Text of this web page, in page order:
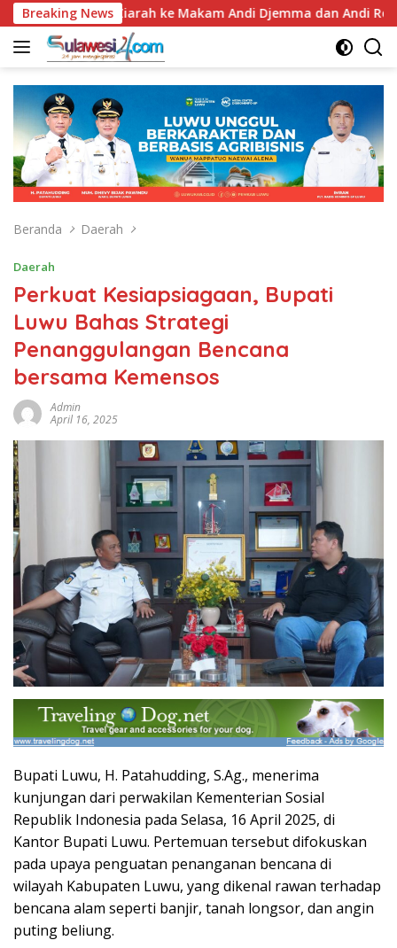
Langsung
ke
konten
Breaking News
Luwu Ziarah ke Makam Andi Djemma dan Andi
Beranda Daerah
Daerah
Perkuat Kesiapsiagaan, Bupati
Luwu Bahas Strategi
Penanggulangan Bencana
bersama Kemensos
Admin
April 16, 2025
Bupati Luwu, H. Patahudding, S.Ag., menerima
kunjungan dari perwakilan Kementerian Sosial
Republik Indonesia pada Selasa, 16 April 2025, di
Kantor Bupati Luwu. Pertemuan tersebut difokuskan
pada upaya penguatan penanganan bencana di
wilayah Kabupaten Luwu, yang dikenal rawan terhadap
bencana alam seperti banjir, tanah longsor, dan angin
puting beliung.